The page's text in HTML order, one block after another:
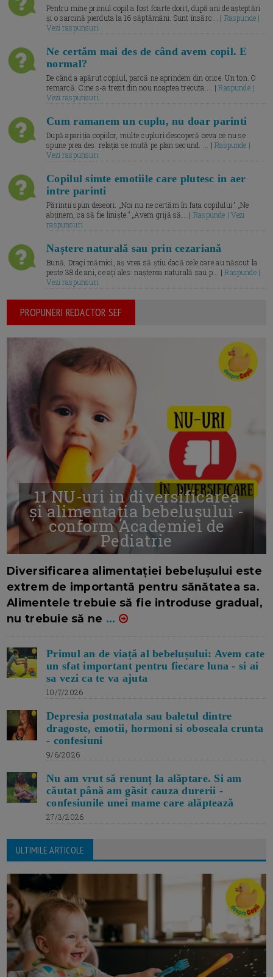
Pentru mine primul copil a fost foarte dorit, după ani de așteptări
și o sarcină pierduta la 16 săptămâni. Sunt însărc... | Raspunde |
Vezi raspunsuri
Ne certăm mai des de când avem copil. E
normal?
De când a apărut copilul, parcă ne aprindem din orice. Un ton. O
remarcă. Cine s-a trezit din nou noaptea trecuta.... |Raspunde |
Vezi raspunsuri
Cum ramanem un cuplu, nu doar parinti
După apariția copiilor, multe cupluri descoperă ceva ce nu se
spune prea des: relația se mută pe plan secund. ... |Raspunde |
Vezi raspunsuri
Copilul simte emotiile care plutesc in aer
intre parinti
Părinții spun deseori: „Noi nu ne certăm în fața copilului.” „Ne
abținem, ca să fie liniște.” „Avem grijă să... | Raspunde | Vezi
raspunsuri
Naștere naturală sau prin cezariană
Bună, Dragi mămici, aș vrea să știu dacă cele care au născut la
peste 38 de ani, ce ați ales: nașterea naturală sau p... |Raspunde |
Vezi raspunsuri
PROPUNERI REDACTOR SEF
11 NU-uri in diversificarea
și alimentația bebelușului -
conform Academiei de
Pediatrie
Diversificarea alimentației bebelușului este
extrem de importantă pentru sănătatea sa.
Alimentele trebuie să fie introduse gradual,
nu trebuie să ne ...
Primul an de viață al bebelușului: Avem cate
un sfat important pentru fiecare luna - si ai
sa vezi ca te va ajuta
10/7/2026
Depresia postnatala sau baletul dintre
dragoste, emotii, hormoni si oboseala crunta
- confesiuni
9/6/2026
Nu am vrut să renunț la alăptare. Si am
căutat până am găsit cauza durerii -
confesiunile unei mame care alăptează
27/3/2026
ULTIMILE ARTICOLE